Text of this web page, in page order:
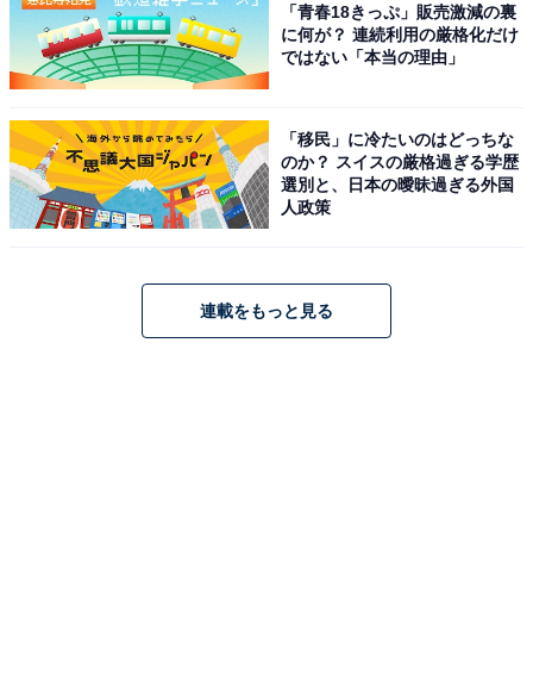
「青春18きっぷ」販売激減の裏
に何が？ 連続利用の厳格化だけ
ではない「本当の理由」
「移民」に冷たいのはどっちな
のか？ スイスの厳格過ぎる学歴
選別と、日本の曖昧過ぎる外国
人政策
連載をもっと見る